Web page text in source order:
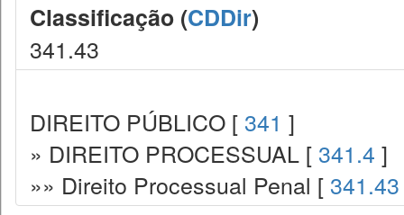
Classificação (CDDir)
341.43
DIREITO PÚBLICO [ 341 ]
» DIREITO PROCESSUAL [ 341.4 ]
»» Direito Processual Penal [ 341.43